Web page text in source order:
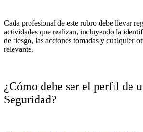
Cada profesional de este rubro debe llevar
actividades que realizan, incluyendo la
de riesgo, las acciones tomadas y cualquier
relevante.
¿Cómo debe ser el perfil de
Seguridad?